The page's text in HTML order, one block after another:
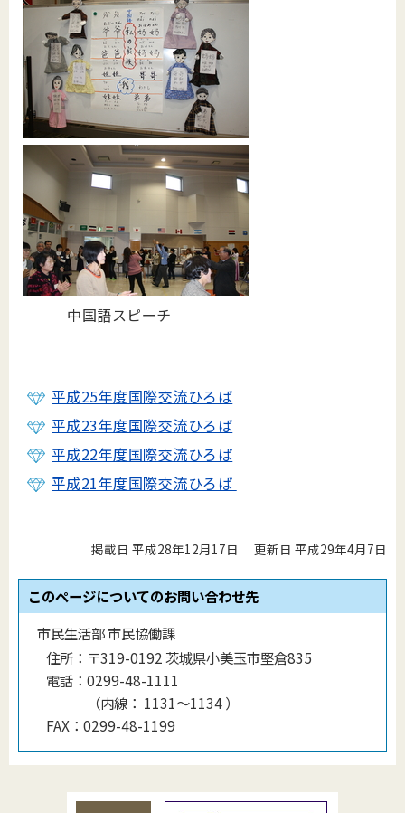
中国語スピーチ
平成25年度国際交流ひろば
平成23年度国際交流ひろば
平成22年度国際交流ひろば
平成21年度国際交流ひろば
掲載日 平成28年12月17日 更新日 平成29年4月7日
このページについてのお問い合わせ先
市民生活部 市民協働課
住所： 〒319-0192 茨城県小美玉市堅倉835
電話： 0299-48-1111
（内線 ： 1131〜1134）
FAX： 0299-48-1199